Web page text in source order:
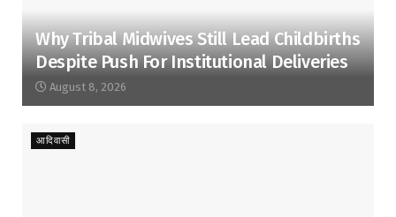
Why Tribal Midwives Still Lead Childbirths
Despite Push For Institutional Deliveries
August 8, 2026
आदिवासी